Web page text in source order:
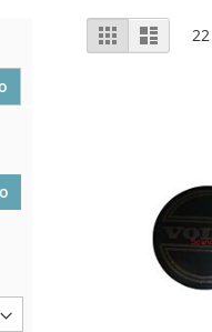
View
as
Grid List 22